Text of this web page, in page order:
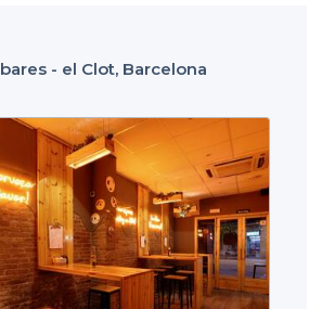
- el Clot, Barcelona